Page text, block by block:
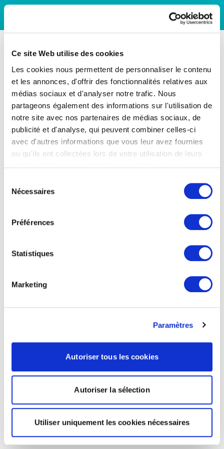
Ce site Web utilise des cookies
Les cookies nous permettent de personnaliser le contenu
et les annonces, d'offrir des fonctionnalités relatives aux
médias sociaux et d'analyser notre trafic. Nous
partageons également des informations sur l'utilisation de
notre site avec nos partenaires de médias sociaux, de
publicité et d'analyse, qui peuvent combiner celles-ci
avec d'autres informations que vous leur avez fournies
ou qu'ils ont collectées lors de votre utilisation de leurs
Nécessaires
Préférences
Statistiques
Marketing
Paramètres
Autoriser tous les cookies
Autoriser la sélection
Utiliser uniquement les cookies nécessaires